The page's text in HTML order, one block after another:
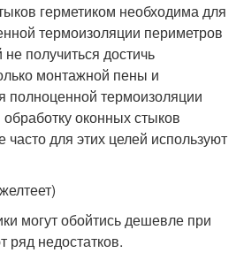
герметиком необходима для
термоизоляции периметров
не получиться достичь
монтажной пены и
полноценной термоизоляции
оконных стыков
для этих целей используют
могут обойтись дешевле при
ряд недостатков.